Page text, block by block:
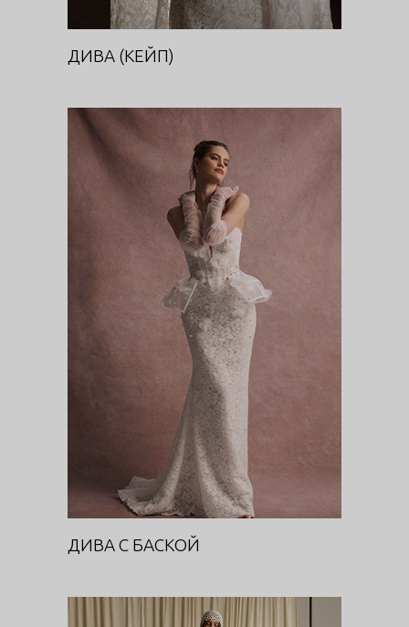
ДИВА (КЕЙП)
ДИВА С БАСКОЙ
DIVA
ДИВА С БАСКОЙ